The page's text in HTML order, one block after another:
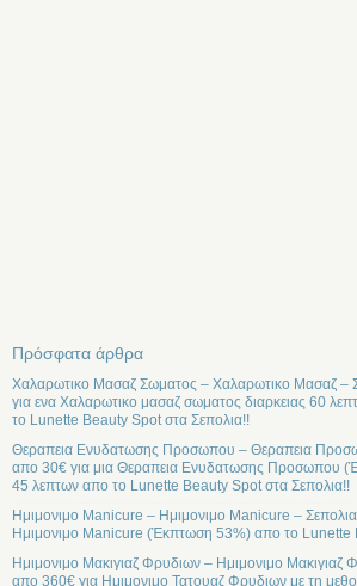
Πρόσφατα άρθρα
Χαλαρωτικο Μασαζ Σωματος – Χαλαρωτικο Μασαζ –
για ενα Χαλαρωτικο μασαζ σωματος διαρκειας 60
το Lunette Beauty Spot στα Σεπολια!!
Θεραπεια Ενυδατωσης Προσωπου – Θεραπεια
απο 30€ για μια Θεραπεια Ενυδατωσης Προσωπου
45 λεπτων απο το Lunette Beauty Spot στα Σεπολια!!
Ημιμονιμο Manicure – Ημιμονιμο Manicure –
Ημιμονιμο Manicure (Έκπτωση 53%) απο το Lunette
Ημιμονιμο Μακιγιαζ Φρυδιων – Ημιμονιμο Μακιγιαζ
απο 360€ για Ημιμονιμο Τατουαζ Φρυδιων με τη